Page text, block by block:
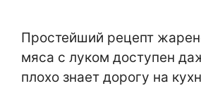
Простейший рецепт
мяса с луком доступен
плохо знает дорогу на